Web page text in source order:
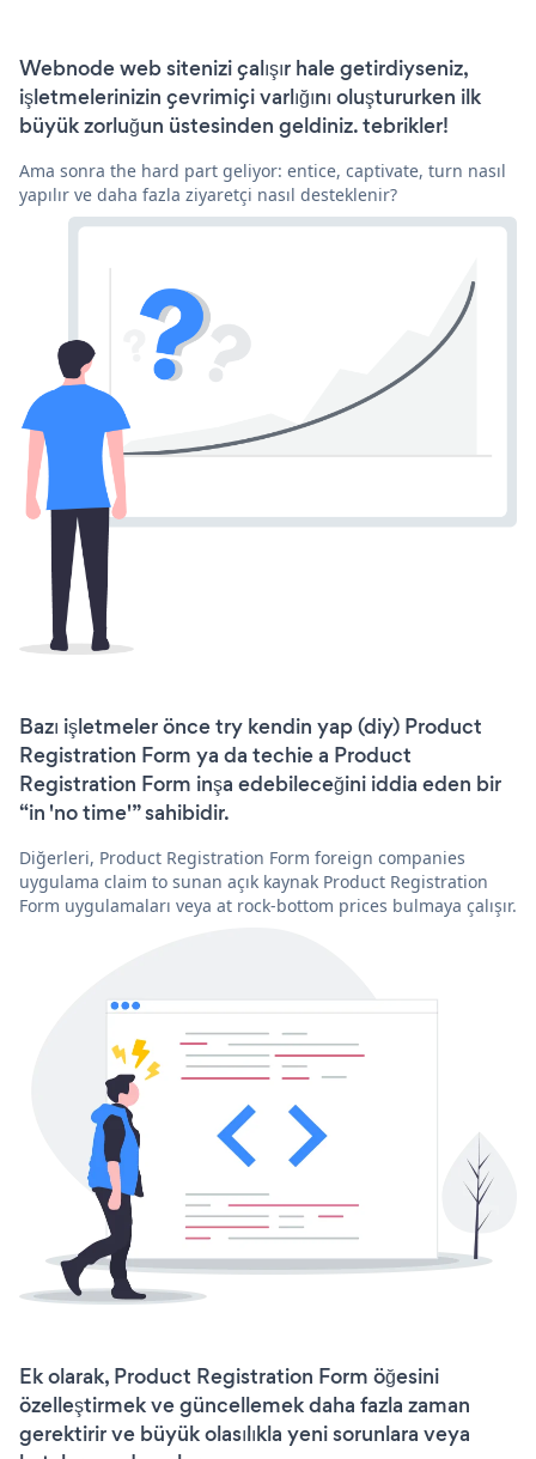
Webnode web sitenizi çalışır hale getirdiyseniz,
işletmelerinizin çevrimiçi varlığını oluştururken ilk
büyük zorluğun üstesinden geldiniz. tebrikler!
Ama sonra the hard part geliyor: entice, captivate, turn nasıl
yapılır ve daha fazla ziyaretçi nasıl desteklenir?
Bazı işletmeler önce try kendin yap (diy) Product
Registration Form ya da techie a Product
Registration Form inşa edebileceğini iddia eden bir
“in 'no time'” sahibidir.
Diğerleri, Product Registration Form foreign companies
uygulama claim to sunan açık kaynak Product Registration
Form uygulamaları veya at rock-bottom prices bulmaya çalışır.
Ek olarak, Product Registration Form öğesini
özelleştirmek ve güncellemek daha fazla zaman
gerektirir ve büyük olasılıkla yeni sorunlara veya